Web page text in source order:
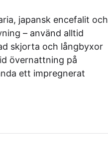
japansk encefalit och
– använd alltid
skjorta och långbyxor
övernattning på
ett impregnerat